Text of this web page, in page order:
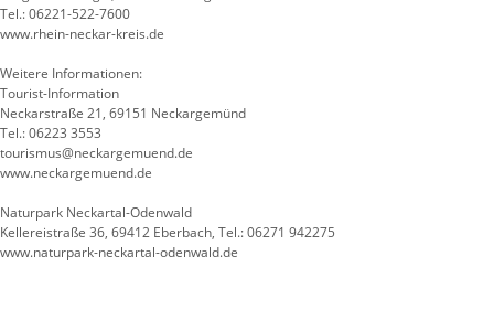
Tel.: 06221-522-7600
www.rhein-neckar-kreis.de
Weitere Informationen:
Tourist-Information
Neckarstraße 21, 69151 Neckargemünd
Tel.: 06223 3553
tourismus@neckargemuend.de
www.neckargemuend.de
Naturpark Neckartal-Odenwald
Kellereistraße 36, 69412 Eberbach, Tel.: 06271 942275
www.naturpark-neckartal-odenwald.de